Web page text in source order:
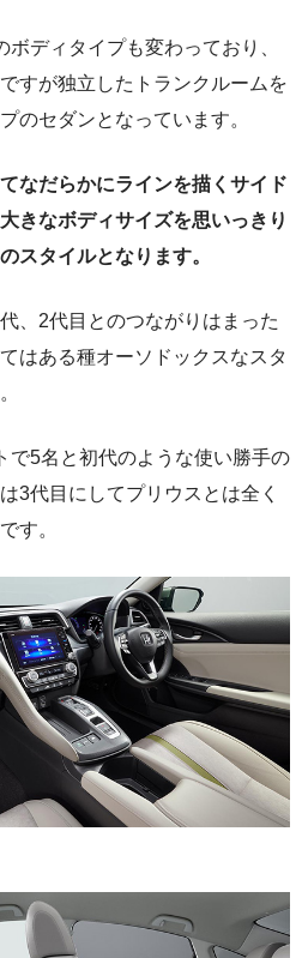
ディタイプも変わっており、
すが独立したトランクルームを
のセダンとなっています。
なだらかにラインを描くサイド
きなボディサイズを思いっきり
スタイルとなります。
、2代目とのつながりはまった
はある種オーソドックスなスタ
で5名と初代のような使い勝手の
3代目にしてプリウスとは全く
す。